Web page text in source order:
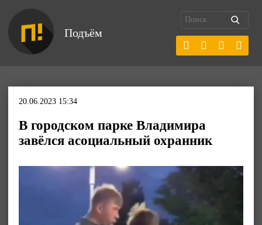
Подъём
20.06.2023 15:34
В городском парке Владимира
завёлся асоциальный охранник